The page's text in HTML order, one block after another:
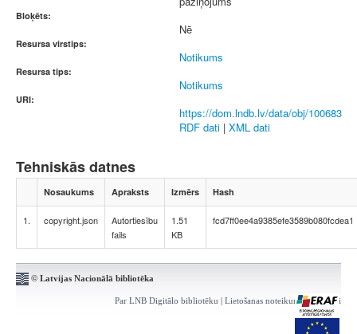
Bloķēts:
Nē
Resursa virstips:
Notikums
Resursa tips:
Notikums
URI:
https://dom.lndb.lv/data/obj/100683
RDF dati | XML dati
Tehniskās datnes
Nosaukums Apraksts Izmērs Hash
1. copyright.json
Autortiesību
fails
1.51
KB
fcd7ff0ee4a9385efe3589b080fcdea1
© Latvijas Nacionālā bibliotēka
Par LNB Digitālo bibliotēku | Lietošanas noteikumi | Kontakti